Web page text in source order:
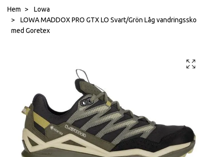
Hem
Lowa
LOWA MADDOX PRO GTX LO Svart/Grön Låg vandringssko
med Goretex